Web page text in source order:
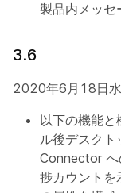
製品内メッセ
3.6
2020年6月18日
以下の機能と
ル後デスク
Connector へ
捗カウントを